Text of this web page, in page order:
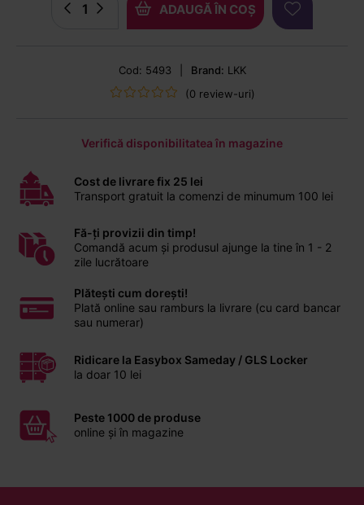
ADAUGĂ ÎN COȘ
Cod: 5493 Brand: LKK
(0 review-uri)
Verifică disponibilitatea în magazine
Cost de livrare fix 25 lei
Transport gratuit la comenzi de minumum 100 lei
Fă-ți provizii din timp!
Comandă acum și produsul ajunge la tine în 1 - 2
zile lucrătoare
Plătești cum dorești!
Plată online sau ramburs la livrare (cu card bancar
sau numerar)
Ridicare la Easybox Sameday / GLS Locker
la doar 10 lei
Peste 1000 de produse
online și în magazine